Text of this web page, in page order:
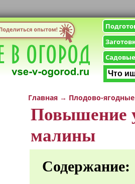
Главная → Плодово-
Повышение
малины
Содержание: